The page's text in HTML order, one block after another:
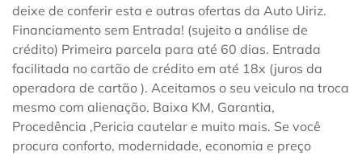
deixe de conferir esta e outras ofertas da Auto Uiriz.
Financiamento sem Entrada! (sujeito a análise de
crédito) Primeira parcela para até 60 dias. Entrada
facilitada no cartão de crédito em até 18x (juros da
operadora de cartão ). Aceitamos o seu veiculo na troca
mesmo com alienação. Baixa KM, Garantia,
Procedência ,Pericia cautelar e muito mais. Se você
procura conforto, modernidade, economia e preço